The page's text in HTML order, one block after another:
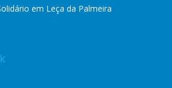
em Leça da Palmeira